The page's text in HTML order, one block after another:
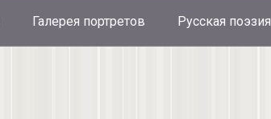
Галерея портретов Русская поэзия